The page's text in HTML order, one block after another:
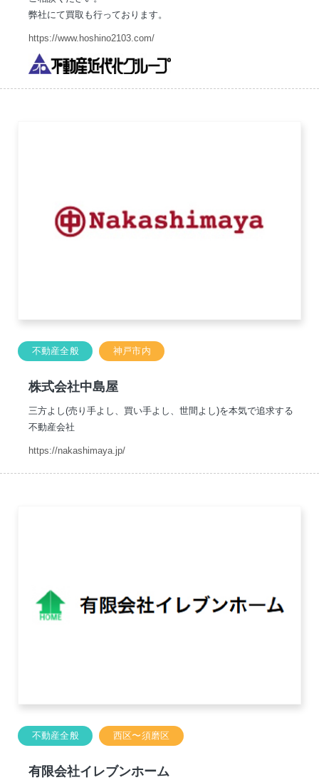
弊社にて買取も行っております。
https://www.hoshino2103.com/
不動産全般 神戸市内
株式会社中島屋
三方よし(売り手よし、買い手よし、世間よし)を本気で追求する
不動産会社
https://nakashimaya.jp/
不動産全般 西区〜須磨区
有限会社イレブンホーム